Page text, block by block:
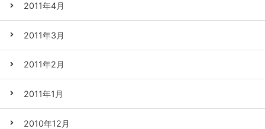
2011年4月
2011年3月
2011年2月
2011年1月
2010年12月